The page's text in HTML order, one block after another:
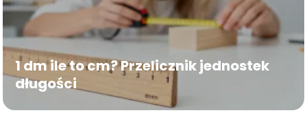
1 dm ile to cm? Przelicznik jednostek
długości